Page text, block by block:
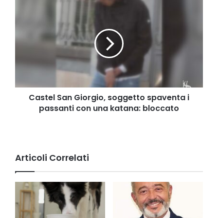
San
soggetto
spaventa
passanti
una
katana:
bloccato
Castel San Giorgio, soggetto spaventa i
passanti con una katana: bloccato
Articoli Correlati